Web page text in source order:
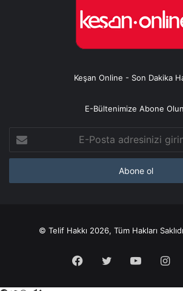
Keşan Online - Son Dakika
E-Bültenimize Abone
Posta
adresinizi
© Telif Hakkı 2026, Tüm Hakları
Facebook
TwitterYouTube